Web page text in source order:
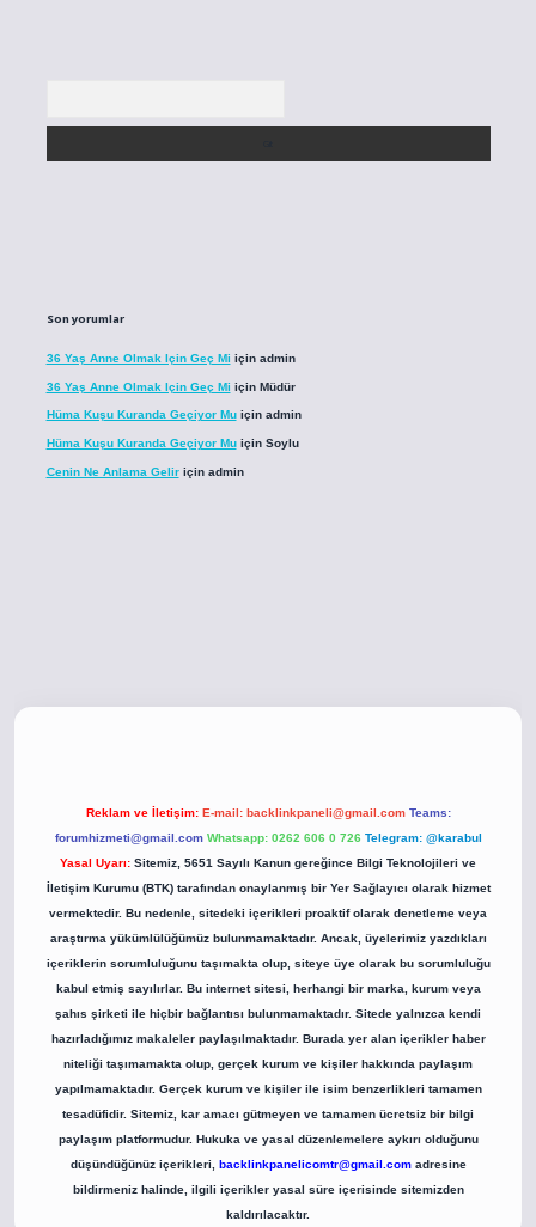
Son yorumlar
36 Yaş Anne Olmak Için Geç Mi için admin
36 Yaş Anne Olmak Için Geç Mi için Müdür
Hüma Kuşu Kuranda Geçiyor Muiçin admin
Hüma Kuşu Kuranda Geçiyor Muiçin Soylu
Cenin Ne Anlama Geliriçin admin
Reklam ve İletişim: E-mail: backlinkpaneli@gmail.com Teams:
forumhizmeti@gmail.com Whatsapp: 0262 606 0 726 Telegram: @karabul
Yasal Uyarı: Sitemiz, 5651 Sayılı Kanun gereğince Bilgi Teknolojileri ve
İletişim Kurumu (BTK) tarafından onaylanmış bir Yer Sağlayıcı olarak hizmet
vermektedir. Bu nedenle, sitedeki içerikleri proaktif olarak denetleme veya
araştırma yükümlülüğümüz bulunmamaktadır. Ancak, üyelerimiz yazdıkları
içeriklerin sorumluluğunu taşımakta olup, siteye üye olarak bu sorumluluğu
kabul etmiş sayılırlar. Bu internet sitesi, herhangi bir marka, kurum veya
şahıs şirketi ile hiçbir bağlantısı bulunmamaktadır. Sitede yalnızca kendi
hazırladığımız makaleler paylaşılmaktadır. Burada yer alan içerikler haber
niteliği taşımamakta olup, gerçek kurum ve kişiler hakkında paylaşım
yapılmamaktadır. Gerçek kurum ve kişiler ile isim benzerlikleri tamamen
tesadüfidir. Sitemiz, kar amacı gütmeyen ve tamamen ücretsiz bir bilgi
paylaşım platformudur. Hukuka ve yasal düzenlemelere aykırı olduğunu
düşündüğünüz içerikleri, backlinkpanelicomtr@gmail.comadresine
bildirmeniz halinde, ilgili içerikler yasal süre içerisinde sitemizden
kaldırılacaktır.